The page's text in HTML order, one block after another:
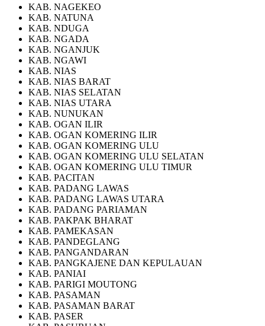
KAB. NAGEKEO
KAB. NATUNA
KAB. NDUGA
KAB. NGADA
KAB. NGANJUK
KAB. NGAWI
KAB. NIAS
KAB. NIAS BARAT
KAB. NIAS SELATAN
KAB. NIAS UTARA
KAB. NUNUKAN
KAB. OGAN ILIR
KAB. OGAN KOMERING ILIR
KAB. OGAN KOMERING ULU
KAB. OGAN KOMERING ULU SELATAN
KAB. OGAN KOMERING ULU TIMUR
KAB. PACITAN
KAB. PADANG LAWAS
KAB. PADANG LAWAS UTARA
KAB. PADANG PARIAMAN
KAB. PAKPAK BHARAT
KAB. PAMEKASAN
KAB. PANDEGLANG
KAB. PANGANDARAN
KAB. PANGKAJENE DAN KEPULAUAN
KAB. PANIAI
KAB. PARIGI MOUTONG
KAB. PASAMAN
KAB. PASAMAN BARAT
KAB. PASER